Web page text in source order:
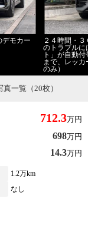
デモカー
２４時間・
のトラブルに
ト」が自動
まで、レッ
のみ）
真一覧（20枚）
712.3万円
698万円
14.3万円
1.2万km
なし